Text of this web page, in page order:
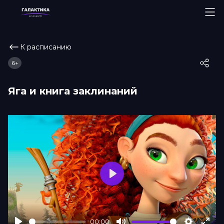
К расписанию
Яга и книга заклинаний
6+
00:00
Play